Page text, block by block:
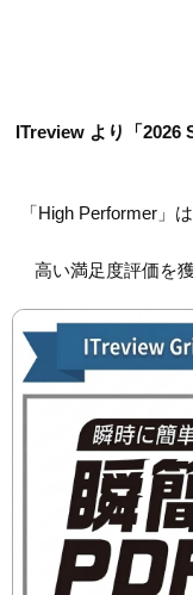
ITreview より「2026
「High Performer」
高い満足度評価を